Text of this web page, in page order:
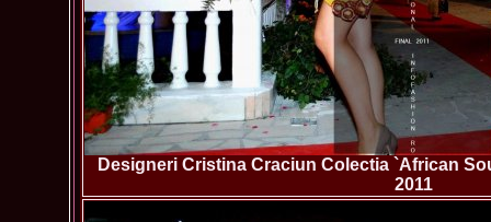
Designeri Cristina Craciun Colectia `African
2011